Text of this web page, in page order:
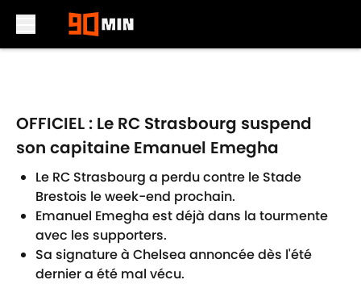
OFFICIEL : Le RC Strasbourg suspend
son capitaine Emanuel Emegha
Le RC Strasbourg a perdu contre le Stade
Brestois le week-end prochain.
Emanuel Emegha est déjà dans la tourmente
avec les supporters.
Sa signature à Chelsea annoncée dès l'été
dernier a été mal vécu.